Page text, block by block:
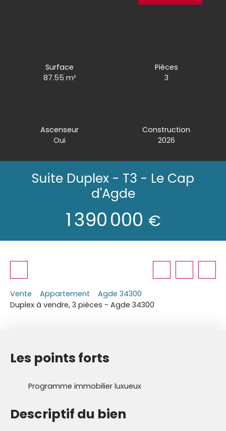
Surface
87.55 m²
Pièces
3
Ascenseur
Oui
Construction
2026
Suite Duplex - T3 - Le Cap
d'Agde
1 390 000 €
Vente Appartement
Agde 34300
Duplex à vendre, 3 pièces - Agde 34300
Les points forts
Programme immobilier luxueux
Descriptif du bien